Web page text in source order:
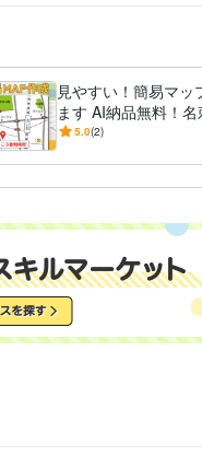
見やすい！簡易マッ
ます AI納品無料！
シ・SNSにご利用可
5.0(2)